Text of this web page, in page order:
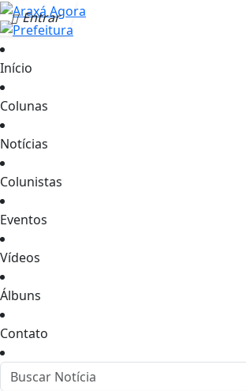
Entrar
Início
Colunas
Notícias
Colunistas
Eventos
Vídeos
Álbuns
Contato